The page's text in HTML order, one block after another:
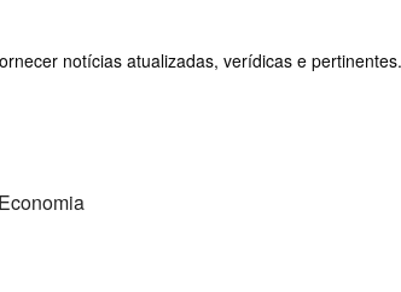
notícias atualizadas, verídicas e
Economia